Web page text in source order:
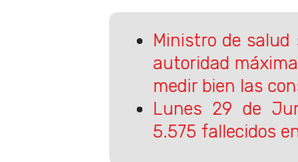
Ministro de salud
autoridad
medir bien las
Lunes 29 de
5.575 fallecidos